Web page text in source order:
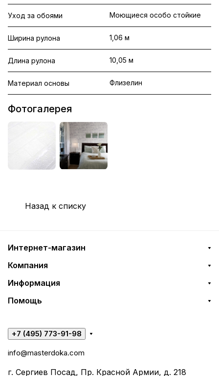
Уход за обоями Моющиеся особо стойкие
Ширина рулона 1,06 м
Длина рулона 10,05 м
Материал основы Флизелин
Фотогалерея
Назад к списку
Интернет-магазин
Компания
Информация
Помощь
+7 (495) 773-91-98
info@masterdoka.com
г. Сергиев Посад, Пр. Красной Армии, д. 218